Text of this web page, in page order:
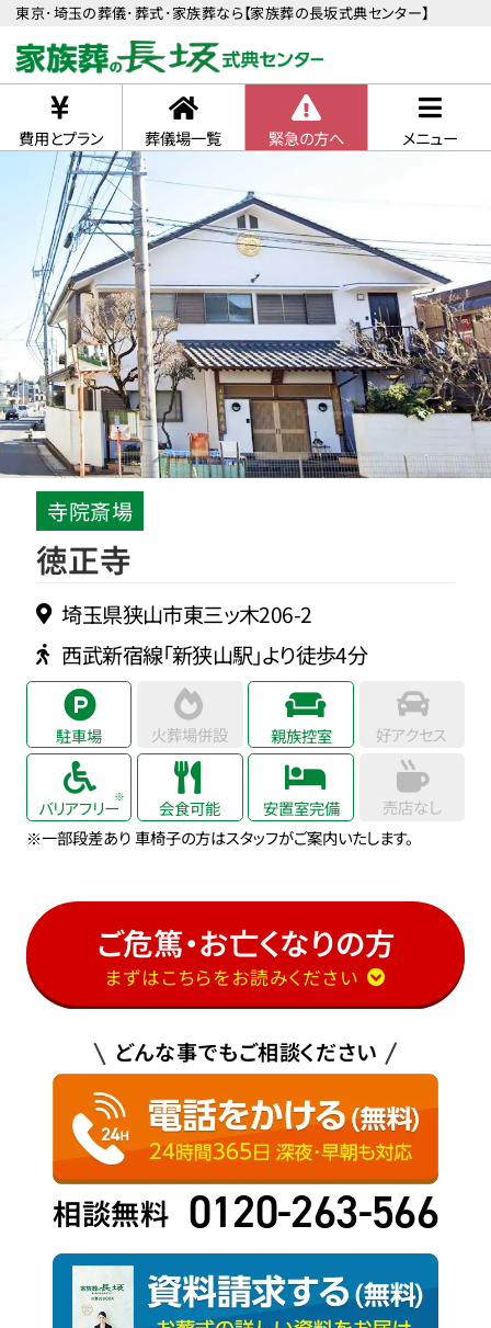
東京･埼玉の葬儀･葬式･家族葬なら【家族葬の長坂式典センター】
費用とプラン 葬儀場一覧 緊急の方へ メニュー
寺院斎場
徳正寺
埼玉県狭山市東三ッ木206-2
西武新宿線「新狭山駅」より徒歩4分
駐車場 火葬場併設 親族控室 好アクセス
バリアフリー 会食可能 安置室完備
売店なし
※一部段差あり 車椅子の方はスタッフがご案内いたします。
ご危篤・お亡くなりの方
まずはこちらをお読みください
どんな事でもご相談ください
相談無料 0120-263-566